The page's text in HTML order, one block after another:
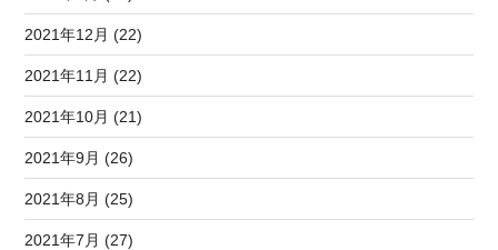
2021年12月 (22)
2021年11月 (22)
2021年10月 (21)
2021年9月 (26)
2021年8月 (25)
2021年7月 (27)